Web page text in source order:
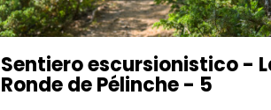
Sentiero escursionistico -
Ronde de Pélinche - 5